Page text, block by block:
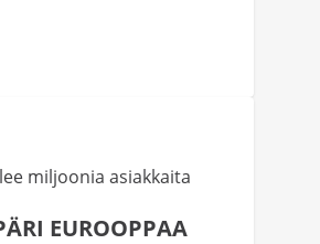
miljoonia asiakkaita
EUROOPPAA